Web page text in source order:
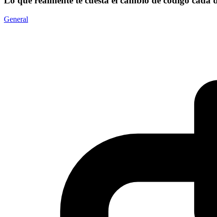
General